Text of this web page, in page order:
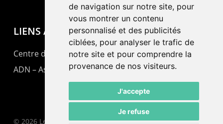
de navigation sur notre site, pour
vous montrer un contenu
personnalisé et des publicités
ciblées, pour analyser le trafic de
notre site et pour comprendre la
provenance de nos visiteurs.
J'accepte
Je refuse
LIENS AMIS
Centre de culture ABC
ADN – Association Danse Neuchâtel
© 2026 Le Pommier.